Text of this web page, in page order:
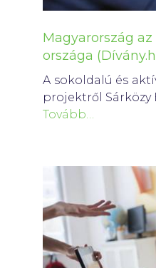
Magyarország
országa
A sokoldalú és
projektről Sárközy
Tovább…